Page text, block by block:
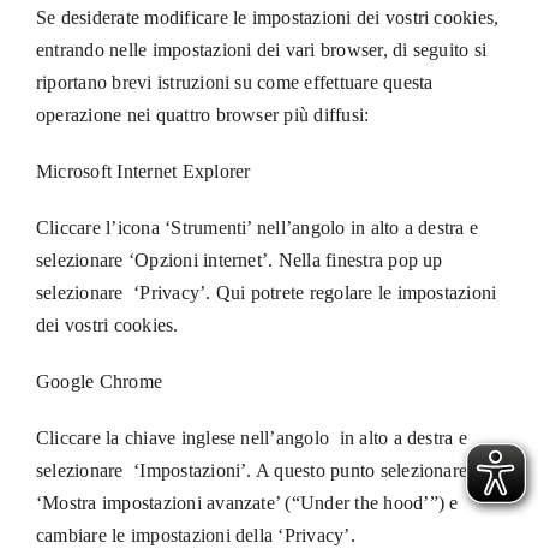
Se desiderate modificare le impostazioni dei vostri cookies,
entrando nelle impostazioni dei vari browser, di seguito si
riportano brevi istruzioni su come effettuare questa
operazione nei quattro browser più diffusi:
Microsoft Internet Explorer
Cliccare l’icona ‘Strumenti’ nell’angolo in alto a destra e
selezionare ‘Opzioni internet’. Nella finestra pop up
selezionare ‘Privacy’. Qui potrete regolare le impostazioni
dei vostri cookies.
Google Chrome
Cliccare la chiave inglese nell’angolo in alto a destra e
selezionare ‘Impostazioni’. A questo punto selezionare
‘Mostra impostazioni avanzate’ (“Under the hood’”) e
cambiare le impostazioni della ‘Privacy’.